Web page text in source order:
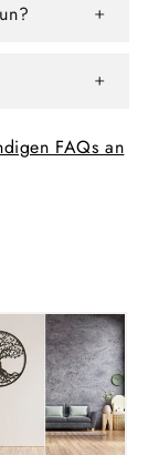
FAQs an